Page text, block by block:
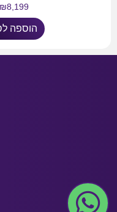
₪8,199
הוספה